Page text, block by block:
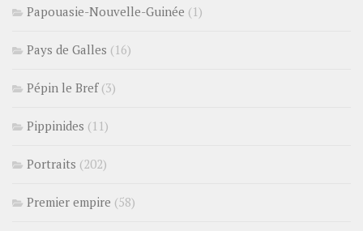
Papouasie-Nouvelle-Guinée (1)
Pays de Galles (16)
Pépin le Bref(3)
Pippinides (11)
Portraits (202)
Premier empire (58)